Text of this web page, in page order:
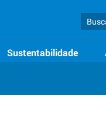
Sustentabilidade